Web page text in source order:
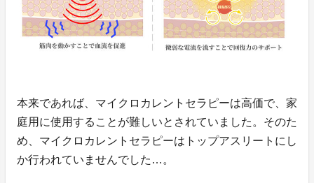
本来であれば、マイクロカレントセラピーは高価で、家
庭用に使用することが難しいとされていました。そのた
め、マイクロカレントセラピーはトップアスリートにし
か行われていませんでした…。